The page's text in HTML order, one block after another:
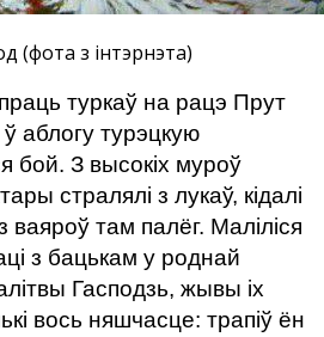
(фота з інтэрнэта)
туркаў на рацэ Прут
ў аблогу турэцкую
бой. З высокіх муроў
стралялі з лукаў, кідалі
там палёг. Маліліся
з бацькам у роднай
Гасподзь, жывы іх
вось няшчасце: трапіў ён